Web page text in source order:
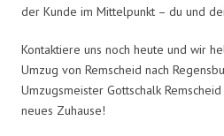
der Kunde im Mittelpunkt – du und
Kontaktiere uns noch heute und wir
Umzug von Remscheid nach
Umzugsmeister Gottschalk
neues Zuhause!